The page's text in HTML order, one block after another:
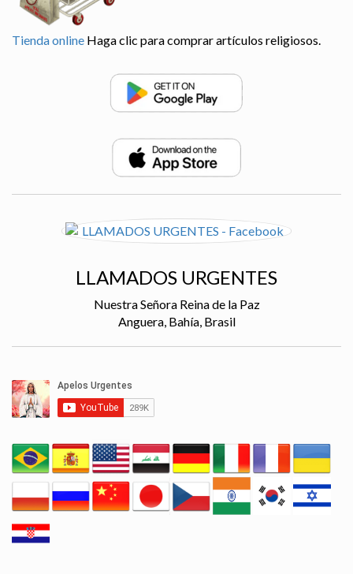
Tienda online Haga clic para comprar artículos religiosos.
LLAMADOS URGENTES
Nuestra Señora Reina de la Paz
Anguera, Bahía, Brasil